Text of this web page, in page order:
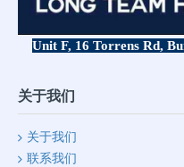
Unit F, 16 Torrens Rd,
关于我们
关于我们
联系我们